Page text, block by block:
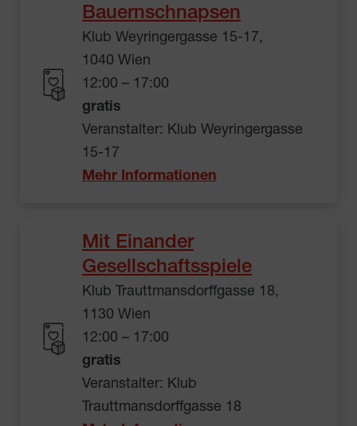
Bauernschnapsen
Klub Weyringergasse 15-17,
1040 Wien
12:00 – 17:00
gratis
Veranstalter: Klub Weyringergasse
15-17
Mehr Informationen
Mit Einander
Gesellschaftsspiele
Klub Trauttmansdorffgasse 18,
1130 Wien
12:00 – 17:00
gratis
Veranstalter: Klub
Trauttmansdorffgasse 18